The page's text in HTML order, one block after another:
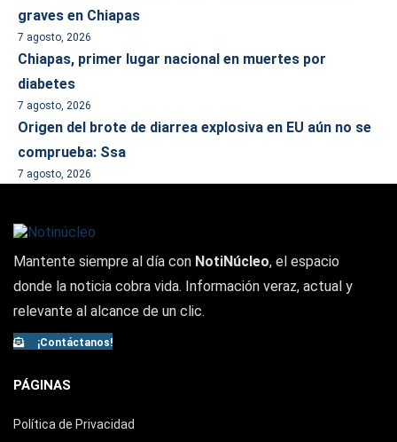
graves en Chiapas
7 agosto, 2026
Chiapas, primer lugar nacional en muertes por
diabetes
7 agosto, 2026
Origen del brote de diarrea explosiva en EU aún no se
comprueba: Ssa
7 agosto, 2026
Mantente siempre al día con NotiNúcleo, el espacio
donde la noticia cobra vida. Información veraz, actual y
relevante al alcance de un clic.
¡Contáctanos!
PÁGINAS
Política de Privacidad